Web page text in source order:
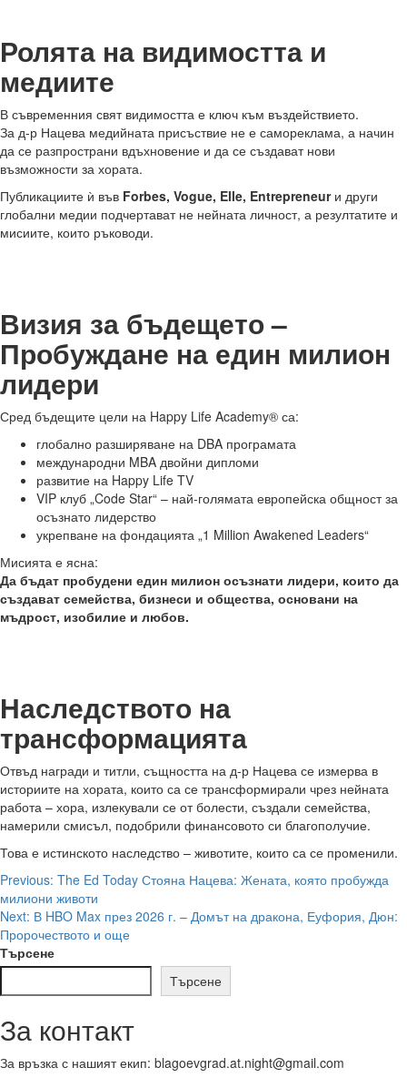
Ролята на видимостта и
медиите
В съвременния свят видимостта е ключ към въздействието.
За д-р Нацева медийната присъствие не е самореклама, а начин
да се разпространи вдъхновение и да се създават нови
възможности за хората.
Публикациите ѝ във Forbes, Vogue, Elle, Entrepreneurи други
глобални медии подчертават не нейната личност, а резултатите и
мисиите, които ръководи.
Визия за бъдещето –
Пробуждане на един милион
лидери
Сред бъдещите цели на Happy Life Academy® са:
глобално разширяване на DBA програмата
международни MBA двойни дипломи
развитие на Happy Life TV
VIP клуб „Code Star“ – най-голямата европейска общност за
осъзнато лидерство
укрепване на фондацията „1 Million Awakened Leaders“
Мисията е ясна:
Да бъдат пробудени един милион осъзнати лидери, които да
създават семейства, бизнеси и общества, основани на
мъдрост, изобилие и любов.
Наследството на
трансформацията
Отвъд награди и титли, същността на д-р Нацева се измерва в
историите на хората, които са се трансформирали чрез нейната
работа – хора, излекували се от болести, създали семейства,
намерили смисъл, подобрили финансовото си благополучие.
Това е истинското наследство – животите, които са се променили.
Post
navigation
Previous: The Ed Today Стояна Нацева: Жената, която пробужда
милиони животи
Next: В HBO Max през 2026 г. – Домът на дракона, Еуфория, Дюн:
Пророчеството и още
Търсене
Търсене
За контакт
За връзка с нашият екип: blagoevgrad.at.night@gmail.com